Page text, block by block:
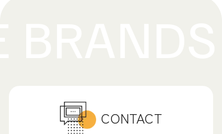
CONTACT